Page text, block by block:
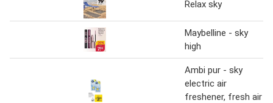
Relax sky
Maybelline - sky
high
Ambi pur - sky
electric air
freshener, fresh air